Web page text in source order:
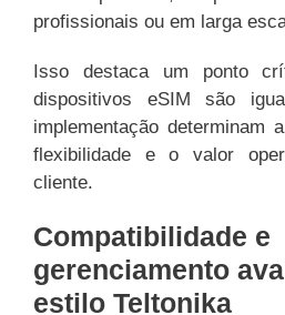
profissionais ou em larga
Isso destaca um ponto
dispositivos eSIM são
implementação determinam
flexibilidade e o valor
cliente.
Compatibilidade e
gerenciamento
estilo Teltonika